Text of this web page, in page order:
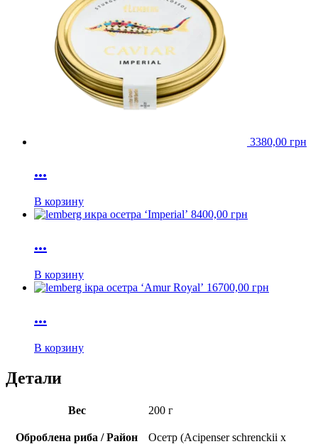
3380,00 грн
...
В корзину
8400,00 грн
...
В корзину
16700,00 грн
...
В корзину
Детали
Вес 200 г
Оброблена риба / Район
Осетр (Acipenser schrenckii x